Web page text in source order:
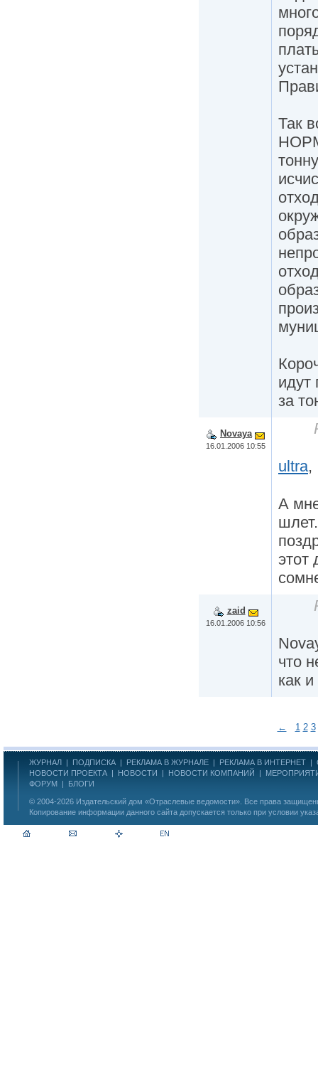
Так
идут
за
Novaya
16.01.2006 10:55
ultra,
А
этот
zaid
16.01.2006 10:56
что
как
← 1 2 3
ЖУРНАЛ | ПОДПИСКА | РЕКЛАМА В ЖУРНАЛЕ | РЕКЛАМА В ИНТЕРНЕТ |
НОВОСТИ ПРОЕКТА | НОВОСТИ | НОВОСТИ КОМПАНИЙ |
ФОРУМ | БЛОГИ
© 2004-2026 Издательский дом «Отраслевые ведомости» . Все права
Копирование информации данного сайта допускается только при условии